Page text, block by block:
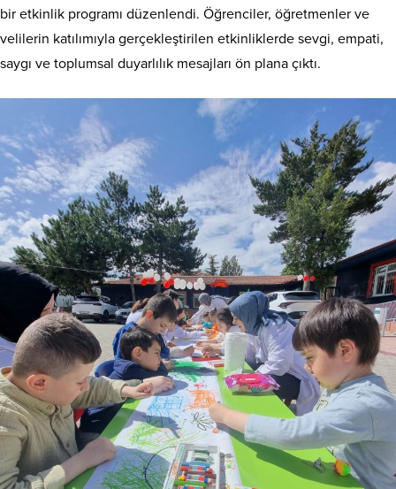
bir etkinlik programı düzenlendi. Öğrenciler, öğretmenler ve
velilerin katılımıyla gerçekleştirilen etkinliklerde sevgi, empati,
saygı ve toplumsal duyarlılık mesajları ön plana çıktı.